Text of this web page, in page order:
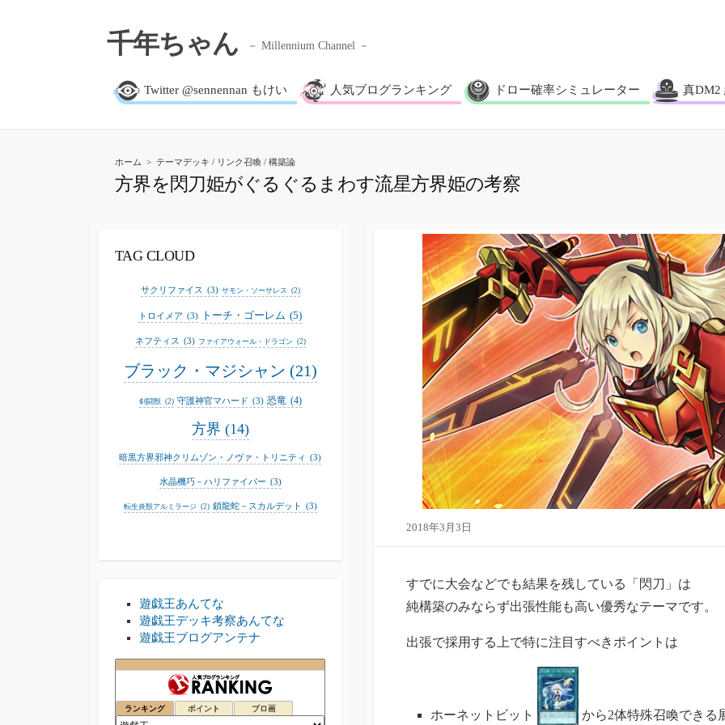
千年ちゃん Millennium Channel
Twitter @sennennan もけい 人気ブログランキング ドロー確率シミュレーター 真DM2
ホーム > テーマデッキ / リンク召喚 / 構築論
方界を閃刀姫がぐるぐるまわす流星方界姫の考察
2018年3月3日
すでに大会などでも結果を残している「閃刀」は
純構築のみならず出張性能も高い優秀なテーマです。
出張で採用する上で特に注目すべきポイントは
ホーネットビット から2体特殊召喚できる
TAG CLOUD
サクリファイス (3) サモン・ソーサレス (2)
トロイメア (3) トーチ・ゴーレム (5)
ネフティス (3) ファイアウォール・ドラゴン (2)
ブラック・マジシャン (21)
剣闘獣 (2) 守護神官マハード (3) 恐竜 (4)
方界 (14)
暗黒方界邪神クリムゾン・ノヴァ・トリニティ (3)
水晶機巧－ハリファイバー (3)
転生炎獣アルミラージ (2) 鎖龍蛇－スカルデット (3)
遊戯王あんてな
遊戯王デッキ考察あんてな
遊戯王ブログアンテナ
ランキング ポイント ブロ画
74位 遊戯王ファンブログ